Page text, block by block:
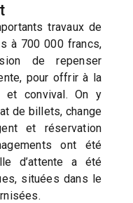
travaux de
à 700 000 francs,
de repenser
pour offrir à la
et convival. On y
de billets, change
et réservation
ont été
d’attente a été
situées dans le